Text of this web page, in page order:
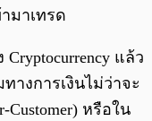
มาเทรด
แล้ว
างการเงินไม่ว่าจะ
Customer) หรือใน